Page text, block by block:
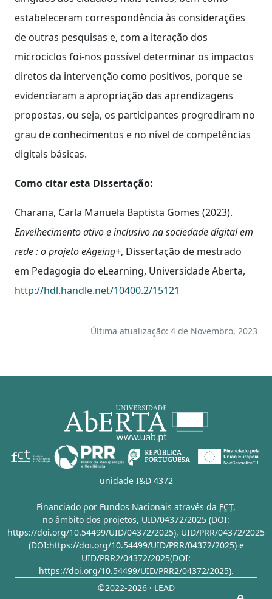
estabeleceram correspondência às considerações
de outras pesquisas e, com a iteração dos
microciclos foi-nos possível determinar os impactos
diretos da intervenção como positivos, porque se
evidenciaram a apropriação das aprendizagens
propostas, ou seja, os participantes progrediram no
grau de conhecimentos e no nível de competências
digitais básicas.
Como citar esta Dissertação:
Charana, Carla Manuela Baptista Gomes (2023).
Envelhecimento ativo e inclusivo na sociedade digital em
rede : o projeto eAgeing+, Dissertação de mestrado
em Pedagogia do eLearning, Universidade Aberta,
http://hdl.handle.net/10400.2/15121
Última atualização: 4 de Novembro, 2023
unidade I&D 4372
Financiado por Fundos Nacionais através da FCT,
no âmbito dos projetos, UID/04372/2025 (DOI:
https://doi.org/10.54499/UID/04372/2025), UID/PRR/04372/2025
(DOI:https://doi.org/10.54499/UID/PRR/04372/2025)e
UID/PRR2/04372/2025(DOI:
https://doi.org/10.54499/UID/PRR2/04372/2025).
©2022-2026 · LEAD